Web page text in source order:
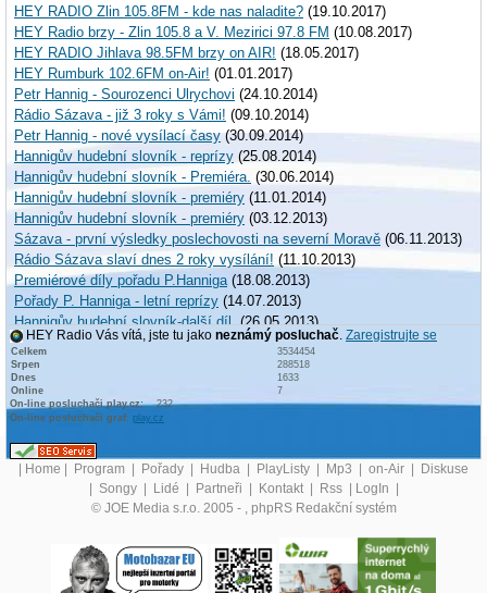
HEY RADIO Zlin 105.8FM - kde nas naladite? (19.10.2017)
HEY Radio brzy - Zlin 105.8 a V. Mezirici 97.8 FM (10.08.2017)
HEY RADIO Jihlava 98.5FM brzy on AIR! (18.05.2017)
HEY Rumburk 102.6FM on-Air! (01.01.2017)
Petr Hannig - Sourozenci Ulrychovi (24.10.2014)
Rádio Sázava - již 3 roky s Vámi! (09.10.2014)
Petr Hannig - nové vysílací časy(30.09.2014)
Hannigův hudební slovník - reprízy (25.08.2014)
Hannigův hudební slovník - Premiéra. (30.06.2014)
Hannigův hudební slovník - premiéry (11.01.2014)
Hannigův hudební slovník - premiéry (03.12.2013)
Sázava - první výsledky poslechovosti na severní Moravě (06.11.2013)
Rádio Sázava slaví dnes 2 roky vysílání! (11.10.2013)
Premiérové díly pořadu P.Hanniga (18.08.2013)
Pořady P. Hanniga - letní reprízy (14.07.2013)
Hannigův hudební slovník-další díl.(26.05.2013)
Rockování o hudbě s Petrem Hannigem-další díly..(09.11.2012)
Podzimní reprízy pořadů Rockování o hudbě P. Hanniga
Rádio SÁZAVA on AIR na 89.3FM - ohlasy, dosah vysílání
[Akt. známka: 4,67 / Počet hlasů: 3]
HEY Radio Vás vítá, jste tu jako neznámý posluchač. Zaregistrujte se
Celkem
3534454
Srpen
288518
Dnes
1633
Online
7
On-line posluchači play.cz:
232
On-line posluchači graf: play.cz
Home Program Pořady Hudba PlayListy Mp3 on-Air
Diskuse
Songy Lidé Partneři Kontakt Rss LogIn
© JOE Media s.r.o. 2005 - , phpRS Redakční systém